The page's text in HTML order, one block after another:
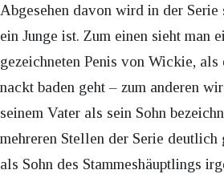
Abgesehen davon wird in der
ein Junge ist. Zum einen sieht man
gezeichneten Penis von Wickie,
nackt baden geht – zum anderen
seinem Vater als sein Sohn
mehreren Stellen der Serie deutlich
als Sohn des Stammeshäuptlings